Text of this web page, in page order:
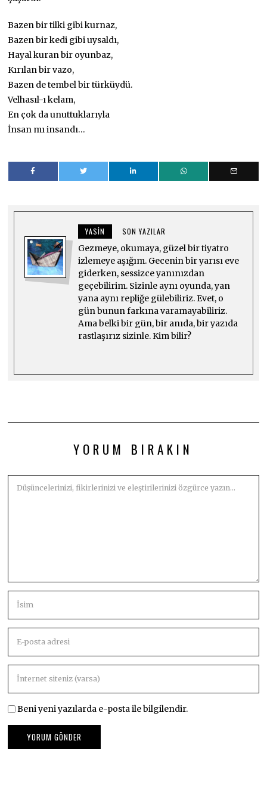
Bazen bir tilki gibi kurnaz,
Bazen bir kedi gibi uysaldı,
Hayal kuran bir oyunbaz,
Kırılan bir vazo,
Bazen de tembel bir türküydü.
Velhasıl-ı kelam,
En çok da unuttuklarıyla
İnsan mı insandı…
YASIN SON YAZILAR
Gezmeye, okumaya, güzel bir tiyatro
izlemeye aşığım. Gecenin bir yarısı eve
giderken, sessizce yanınızdan
geçebilirim. Sizinle aynı oyunda, yan
yana aynı repliğe gülebiliriz. Evet, o
gün bunun farkına varamayabiliriz.
Ama belki bir gün, bir anıda, bir yazıda
rastlaşırız sizinle. Kim bilir?
YORUM BIRAKIN
Beni yeni yazılarda e-posta ile bilgilendir.